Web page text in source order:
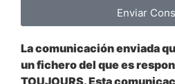
Enviar
La comunicación enviada
un fichero del que es